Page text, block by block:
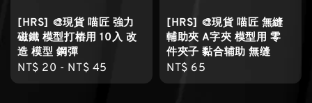
[HRS] 🎨現貨 喵匠 強力
磁鐵 模型打樁用 10入 改
造 模型 鋼彈
Regular
price
NT$ 20 - NT$ 45
[HRS] 🎨現貨 喵匠 無縫
輔助夾 A字夾 模型用 零
件夾子 黏合辅助 無缝
Regular
price
NT$ 65